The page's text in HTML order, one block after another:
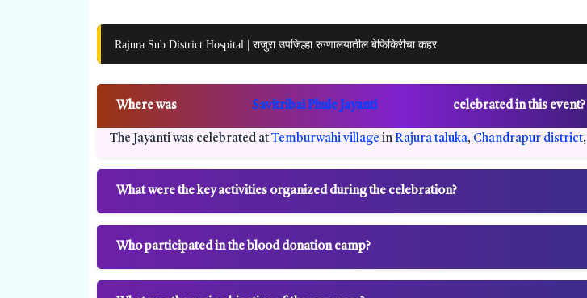
Rajura Sub District Hospital | राजुरा उपजिल्हा रुग्णालयातील बेफिकिरीचा कहर
Where was Savitribai Phule Jayanti celebrated in this event?
The Jayanti was celebrated at Temburwahi village in Rajura taluka, Chandrapur district,
What were the key activities organized during the celebration?
Who participated in the blood donation camp?